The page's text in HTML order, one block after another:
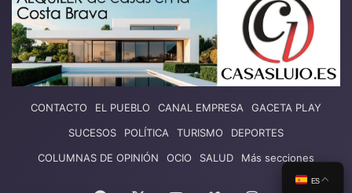
CONTACTO EL PUEBLO CANAL EMPRESA
GACETA PLAY
SUCESOS
POLÍTICA TURISMO
DEPORTES
COLUMNAS DE OPINIÓN
OCIO SALUD Más secciones
ES